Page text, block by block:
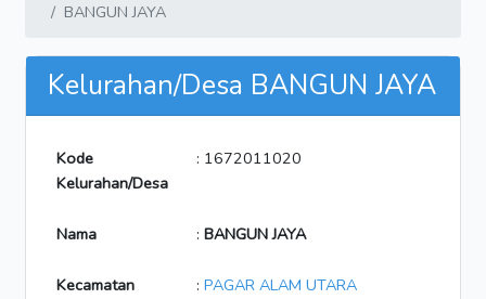
BANGUN JAYA
Kelurahan/Desa BANGUN JAYA
Kode
Kelurahan/Desa
: 1672011020
Nama : BANGUN JAYA
Kecamatan : PAGAR ALAM UTARA